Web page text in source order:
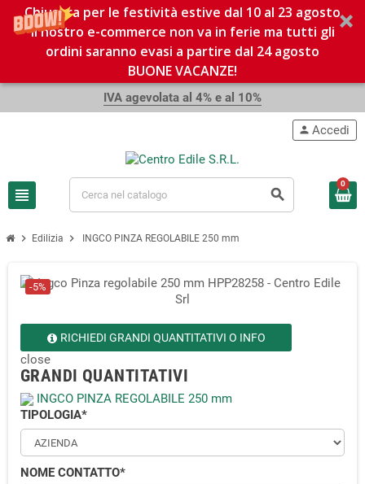
Chiusura per le festività estive dal 10 al 23 agosto
Il nostro e-commerce non va in ferie ma tutti gli
ordini saranno evasi a partire dal 24 agosto
BUONE VACANZE!
IVA agevolata al 4% e al 10%
view_headline search
person Accedi
0
chevron_right Edilizia chevron_right INGCO PINZA REGOLABILE 250 mm
RICHIEDI GRANDI QUANTITATIVI O INFO
close
GRANDI QUANTITATIVI
INGCO PINZA REGOLABILE 250 mm
TIPOLOGIA*
NOME CONTATTO*
-5%